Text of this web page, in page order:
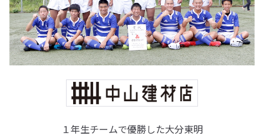
１年生チームで優勝した大分東明